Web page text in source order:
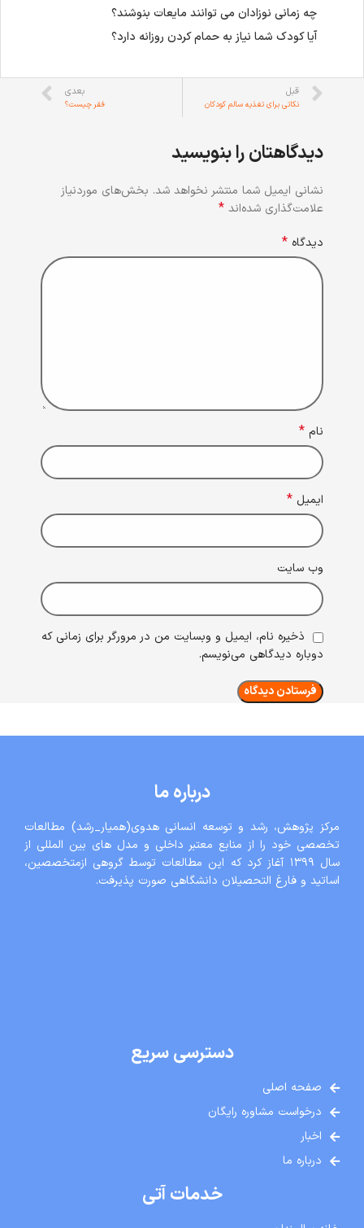
چه زمانی نوزادان می توانند مایعات بنوشند؟
آیا کودک شما نیاز به حمام کردن روزانه دارد؟
قبل
نکاتی برای تغذیه سالم کودکان
بعدی
فقر چیست؟
دیدگاهتان را بنویسید
نشانی ایمیل شما منتشر نخواهد شد. بخش‌های موردنیاز
علامت‌گذاری شده‌اند *
دیدگاه *
نام *
ایمیل *
وب‌ سایت
ذخیره نام، ایمیل و وبسایت من در مرورگر برای زمانی که
دوباره دیدگاهی می‌نویسم.
درباره ما
مرکز پژوهش، رشد و توسعه انسانی هدوی(همیار_رشد) مطالعات
تخصصی خود را از منابع معتبر داخلی و مدل های بین المللی از
سال ١٣٩٩ آغاز کرد که این مطالعات توسط گروهی ازمتخصصین،
اساتید و فارغ التحصیلان دانشگاهی صورت پذیرفت.
دسترسی سریع
صفحه اصلی
درخواست مشاوره رایگان
اخبار
درباره ما
خدمات آتی